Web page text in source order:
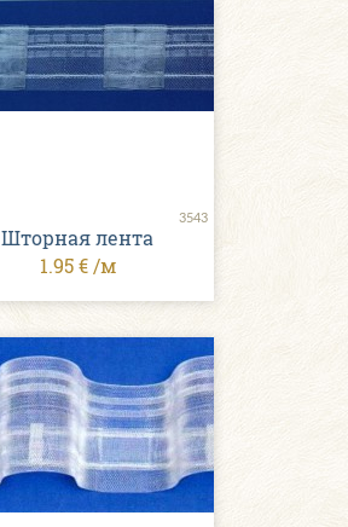
3543
Шторная лента
1.95 € /м